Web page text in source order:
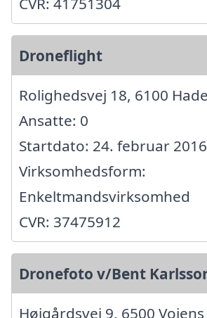
Droneflight
Rolighedsvej 18, 6100
Ansatte: 0
Startdato: 24. februar
Virksomhedsform:
Enkeltmandsvirksomhed
CVR: 37475912
Dronefoto v/Bent
Højgårdsvej 9, 6500 Vojens